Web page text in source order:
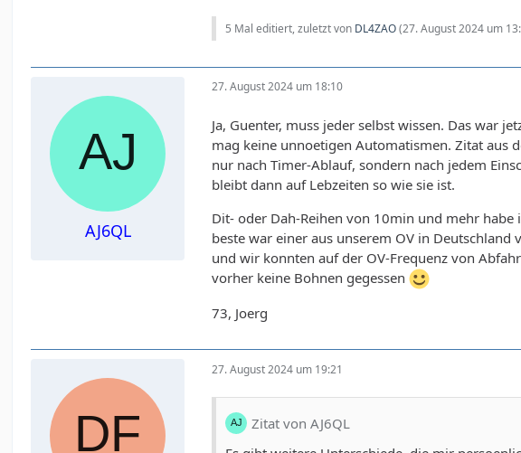
5 Mal editiert, zuletzt von DL4ZAO(27. August 2024 um
AJ6QL
27. August 2024 um 18:10
Ja, Guenter, muss jeder selbst wissen. Das war
mag keine unnoetigen Automatismen. Zitat aus
nur nach Timer-Ablauf, sondern nach jedem
bleibt dann auf Lebzeiten so wie sie ist.
Dit- oder Dah-Reihen von 10min und mehr
beste war einer aus unserem OV in
und wir konnten auf der OV-Frequenz von
vorher keine Bohnen gegessen
73, Joerg
27. August 2024 um 19:21
Zitat von AJ6QL